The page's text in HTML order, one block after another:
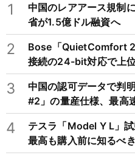
1
中国のレアアース規制
省が1.5億ドル融資へ
2
Bose「QuietComfort
接続の24-bit対応で上
3
中国の認可データで判
#2」の量産仕様、最高
4
テスラ「Model Y L」
最高も購入前に知るべ